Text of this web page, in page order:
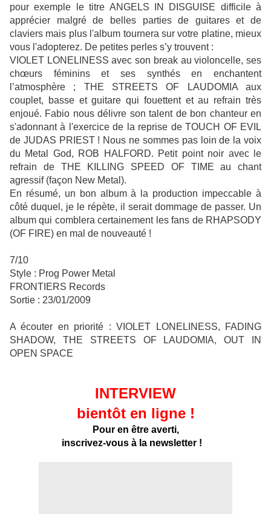
pour exemple le titre ANGELS IN DISGUISE difficile à
apprécier malgré de belles parties de guitares et de
claviers mais plus l'album tournera sur votre platine, mieux
vous l'adopterez. De petites perles s’y trouvent :
VIOLET LONELINESS avec son break au violoncelle, ses
chœurs féminins et ses synthés en enchantent
l’atmosphère ; THE STREETS OF LAUDOMIA aux
couplet, basse et guitare qui fouettent et au refrain très
enjoué. Fabio nous délivre son talent de bon chanteur en
s'adonnant à l'exercice de la reprise de TOUCH OF EVIL
de JUDAS PRIEST ! Nous ne sommes pas loin de la voix
du Metal God, ROB HALFORD. Petit point noir avec le
refrain de THE KILLING SPEED OF TIME au chant
agressif (façon New Metal).
En résumé, un bon album à la production impeccable à
côté duquel, je le répète, il serait dommage de passer. Un
album qui comblera certainement les fans de RHAPSODY
(OF FIRE) en mal de nouveauté !
7/10
Style : Prog Power Metal
FRONTIERS Records
Sortie : 23/01/2009
A écouter en priorité : VIOLET LONELINESS, FADING
SHADOW, THE STREETS OF LAUDOMIA, OUT IN
OPEN SPACE
INTERVIEW
bientôt en ligne !
Pour en être averti,
inscrivez-vous à la newsletter !